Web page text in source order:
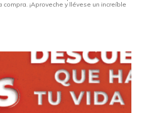
¡Aproveche y llévese un increíble